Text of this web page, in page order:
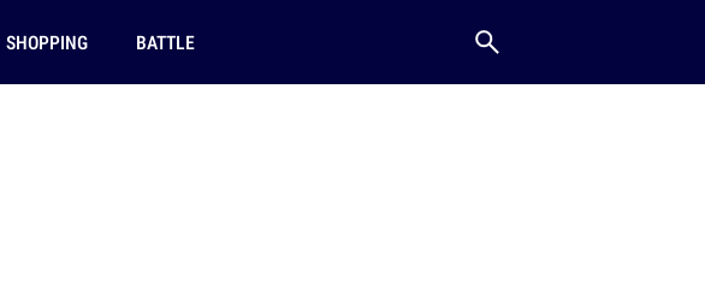
SHOPPING BATTLE